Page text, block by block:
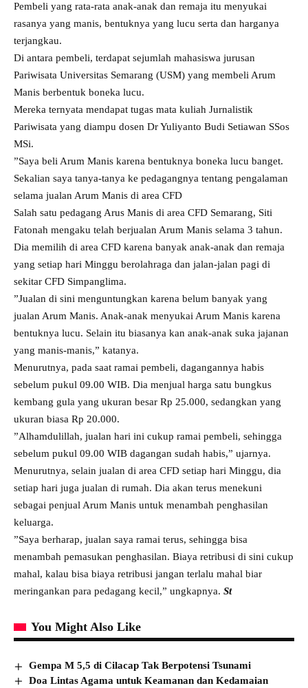
Pembeli yang rata-rata anak-anak dan remaja itu menyukai
rasanya yang manis, bentuknya yang lucu serta dan harganya
terjangkau.
Di antara pembeli, terdapat sejumlah mahasiswa jurusan
Pariwisata Universitas Semarang (USM) yang membeli Arum
Manis berbentuk boneka lucu.
Mereka ternyata mendapat tugas mata kuliah Jurnalistik
Pariwisata yang diampu dosen Dr Yuliyanto Budi Setiawan SSos
MSi.
”Saya beli Arum Manis karena bentuknya boneka lucu banget.
Sekalian saya tanya-tanya ke pedagangnya tentang pengalaman
selama jualan Arum Manis di area CFD
Salah satu pedagang Arus Manis di area CFD Semarang, Siti
Fatonah mengaku telah berjualan Arum Manis selama 3 tahun.
Dia memilih di area CFD karena banyak anak-anak dan remaja
yang setiap hari Minggu berolahraga dan jalan-jalan pagi di
sekitar CFD Simpanglima.
”Jualan di sini menguntungkan karena belum banyak yang
jualan Arum Manis. Anak-anak menyukai Arum Manis karena
bentuknya lucu. Selain itu biasanya kan anak-anak suka jajanan
yang manis-manis,” katanya.
Menurutnya, pada saat ramai pembeli, dagangannya habis
sebelum pukul 09.00 WIB. Dia menjual harga satu bungkus
kembang gula yang ukuran besar Rp 25.000, sedangkan yang
ukuran biasa Rp 20.000.
”Alhamdulillah, jualan hari ini cukup ramai pembeli, sehingga
sebelum pukul 09.00 WIB dagangan sudah habis,” ujarnya.
Menurutnya, selain jualan di area CFD setiap hari Minggu, dia
setiap hari juga jualan di rumah. Dia akan terus menekuni
sebagai penjual Arum Manis untuk menambah penghasilan
keluarga.
”Saya berharap, jualan saya ramai terus, sehingga bisa
menambah pemasukan penghasilan. Biaya retribusi di sini cukup
mahal, kalau bisa biaya retribusi jangan terlalu mahal biar
meringankan para pedagang kecil,” ungkapnya. St
You Might Also Like
Gempa M 5,5 di Cilacap Tak Berpotensi Tsunami
Doa Lintas Agama untuk Keamanan dan Kedamaian